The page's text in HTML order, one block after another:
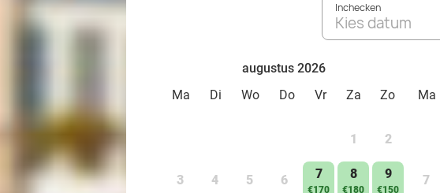
Inchecken
Kies datum
augustus 2026
Ma
Di Wo Do Vr Za Zo
1 2
3 4 5 6 7
€170
8
€180
9
€150
Ma
7